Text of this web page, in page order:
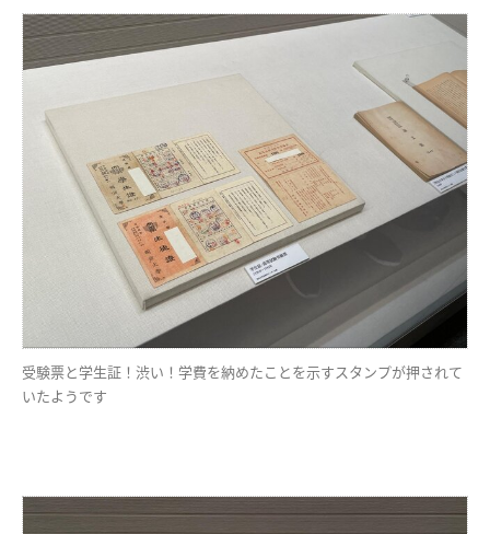
受験票と学生証！渋い！学費を納めたことを示すスタンプが押されて
いたようです